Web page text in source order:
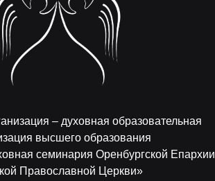
– духовная образовательная
высшего образования
семинария Оренбургской Епархии
Православной Церкви»